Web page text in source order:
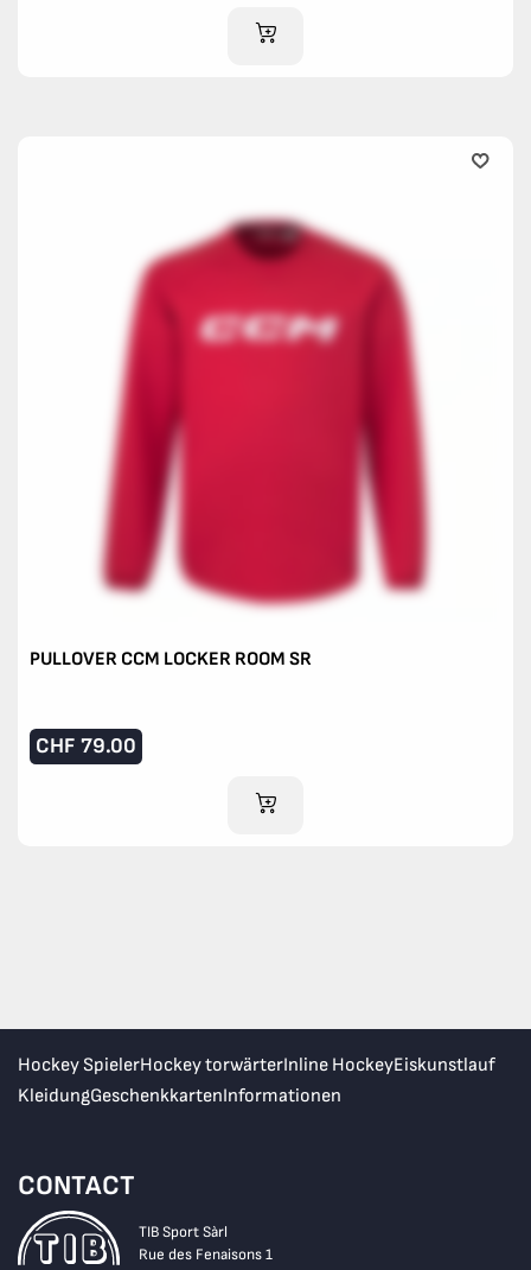
IM WARENKORB
PULLOVER CCM LOCKER ROOM SR
CHF 79.00
IM WARENKORB
Hockey SpielerHockey torwärterInline HockeyEiskunstlauf
KleidungGeschenkkartenInformationen
CONTACT
TIB Sport Sàrl
Rue des Fenaisons 1